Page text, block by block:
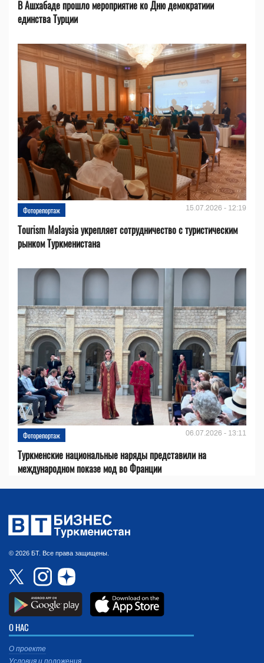
В Ашхабаде прошло мероприятие ко Дню демократиии
единства Турции
Фоторепортаж 15.07.2026 - 12:19
Tourism Malaysia укрепляет сотрудничество с туристическим
рынком Туркменистана
Фоторепортаж 06.07.2026 - 13:11
Туркменские национальные наряды представили на
международном показе мод во Франции
© 2026 БТ. Все права защищены.
О НАС
О проекте